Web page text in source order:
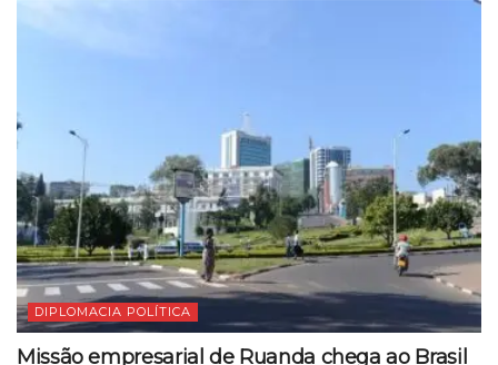
DIPLOMACIA POLÍTICA
Missão empresarial de Ruanda chega ao Brasil